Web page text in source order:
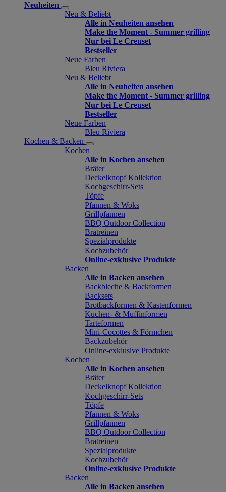
Neuheiten
Neu & Beliebt
Alle in Neuheiten ansehen
Make the Moment - Summer grilling
Nur bei Le Creuset
Bestseller
Neue Farben
Bleu Riviera
Neu & Beliebt
Alle in Neuheiten ansehen
Make the Moment - Summer grilling
Nur bei Le Creuset
Bestseller
Neue Farben
Bleu Riviera
Kochen & Backen
Kochen
Alle in Kochen ansehen
Bräter
Deckelknopf Kollektion
Kochgeschirr-Sets
Töpfe
Pfannen & Woks
Grillpfannen
BBQ Outdoor Collection
Bratreinen
Spezialprodukte
Kochzubehör
Online-exklusive Produkte
Backen
Alle in Backen ansehen
Backbleche & Backformen
Backsets
Brotbackformen & Kastenformen
Kuchen- & Muffinformen
Tarteformen
Mini-Cocottes & Förmchen
Backzubehör
Online-exklusive Produkte
Kochen
Alle in Kochen ansehen
Bräter
Deckelknopf Kollektion
Kochgeschirr-Sets
Töpfe
Pfannen & Woks
Grillpfannen
BBQ Outdoor Collection
Bratreinen
Spezialprodukte
Kochzubehör
Online-exklusive Produkte
Backen
Alle in Backen ansehen